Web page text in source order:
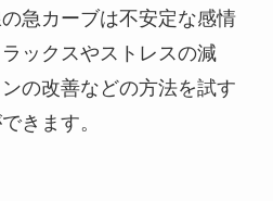
急カーブは不安定な感情
ックスやストレスの減
の改善などの方法を試す
きます。